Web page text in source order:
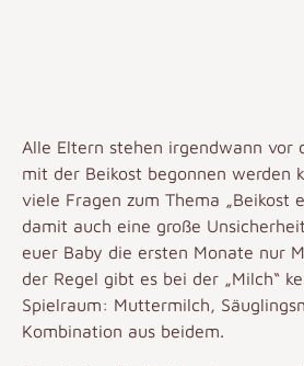
Alle Eltern stehen irgendwann vor
mit der Beikost begonnen werden
viele Fragen zum Thema „Beikost
damit auch eine große
euer Baby die ersten Monate nur
der Regel gibt es bei der „Milch“
Spielraum: Muttermilch,
Kombination aus beidem.